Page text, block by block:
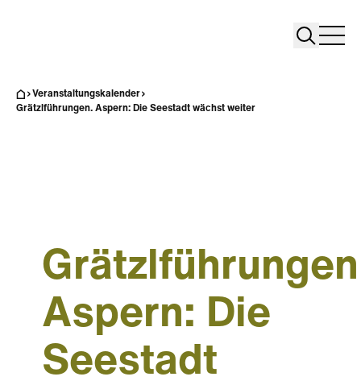
Search
Veranstaltungskalender
Grätzlführungen. Aspern: Die Seestadt wächst weiter
Aspern: Die
Seestadt